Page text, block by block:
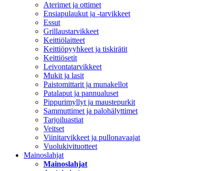
Aterimet ja ottimet
Ensiapulaukut ja -tarvikkeet
Essut
Grillaustarvikkeet
Keittiölaitteet
Keittiöpyyhkeet ja tiskirätit
Keittiösetit
Leivontatarvikkeet
Mukit ja lasit
Paistomittarit ja munakellot
Patalaput ja pannualuset
Pippurimyllyt ja maustepurkit
Sammuttimet ja palohälyttimet
Tarjoiluastiat
Veitset
Viinitarvikkeet ja pullonavaajat
Vuolukivituotteet
Mainoslahjat
Mainoslahjat